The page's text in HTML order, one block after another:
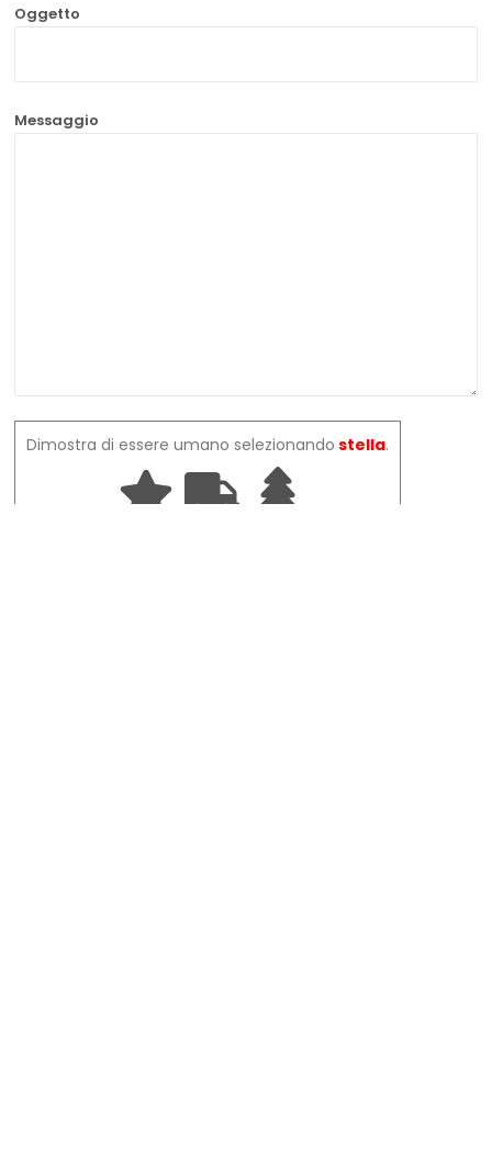
Oggetto
Messaggio
Dimostra di essere umano selezionando stella.